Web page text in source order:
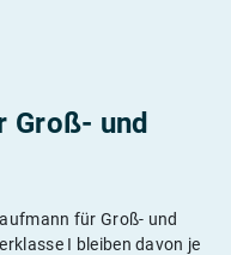
Groß- und
für Groß- und
I bleiben davon je